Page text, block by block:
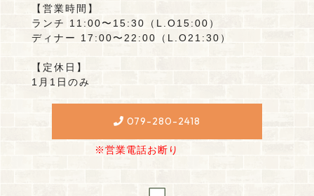
【営業時間】
ランチ 11:00〜15:30（L.O15:00）
ディナー 17:00〜22:00（L.O21:30）
【定休日】
1月1日のみ
079-280-2418
※営業電話お断り